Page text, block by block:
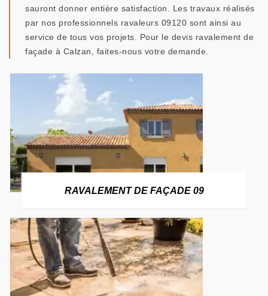
sauront donner entière satisfaction. Les travaux réalisés
par nos professionnels ravaleurs 09120 sont ainsi au
service de tous vos projets. Pour le devis ravalement de
façade à Calzan, faites-nous votre demande.
RAVALEMENT DE FAÇADE 09